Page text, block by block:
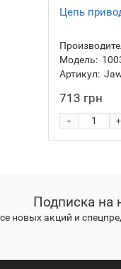
Цепь
Модель:
Артикул:
713 грн
+
-
Подписка на
новых акций и